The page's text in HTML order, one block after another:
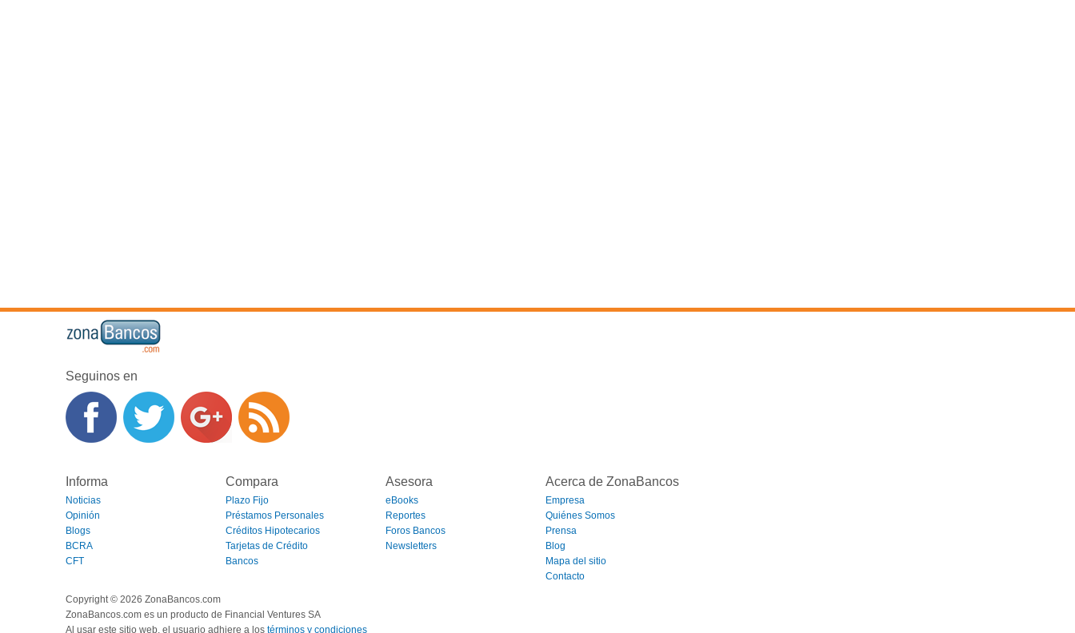
Seguinos en
Informa
Noticias
Opinión
Blogs
BCRA
CFT
Compara
Plazo Fijo
Préstamos Personales
Créditos Hipotecarios
Tarjetas de Crédito
Bancos
Asesora
eBooks
Reportes
Foros Bancos
Newsletters
Acerca de ZonaBancos
Empresa
Quiénes Somos
Prensa
Blog
Mapa del sitio
Contacto
Copyright © 2026 ZonaBancos.com
ZonaBancos.com es un producto de Financial Ventures SA
Al usar este sitio web, el usuario adhiere a los términos y condiciones